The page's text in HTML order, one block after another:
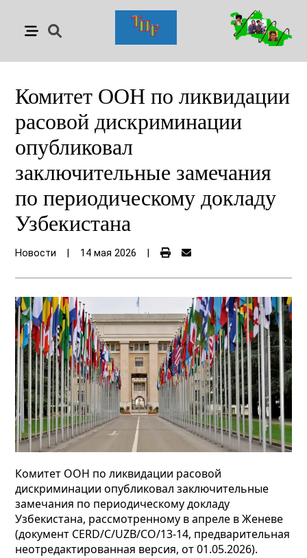
Комитет ООН по ликвидации
расовой дискриминации
опубликовал
заключительные замечания
по периодическому докладу
Узбекистана
Новости 14 мая 2026
Комитет ООН по ликвидации расовой
дискриминации опубликовал заключительные
замечания по периодическому докладу
Узбекистана, рассмотренному в апреле в Женеве
(документ CERD/C/UZB/CO/13-14, предварительная
неотредактированная версия, от 01.05.2026).